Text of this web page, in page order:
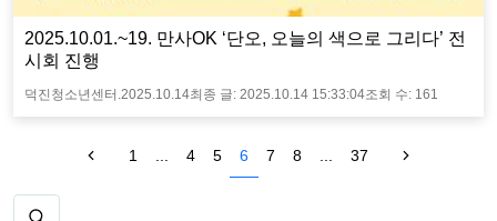
2025.10.01.~19. 만사OK ‘단오, 오늘의 색으로 그리다’ 전
시회 진행
덕진청소년센터.2025.10.14최종 글:2025.10.14 15:33:04조회 수: 161
1 4 5 6 7 8 37